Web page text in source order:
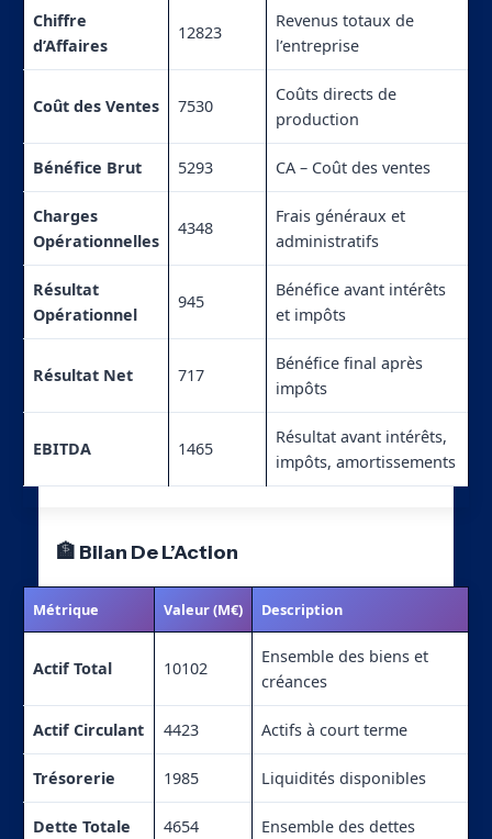
Chiffre
d’Affaires
12823
Revenus totaux de
l’entreprise
Coût des Ventes 7530
Coûts directs de
production
Bénéfice Brut 5293 CA – Coût des ventes
Charges
Opérationnelles
4348
Frais généraux et
administratifs
Résultat
Opérationnel
945
Bénéfice avant intérêts
et impôts
Résultat Net 717
Bénéfice final après
impôts
EBITDA 1465
Résultat avant intérêts,
impôts, amortissements
🏦 Bilan De L’Action
Métrique Valeur (M€) Description
Actif Total 10102
Ensemble des biens et
créances
Actif Circulant 4423 Actifs à court terme
Trésorerie 1985 Liquidités disponibles
Dette Totale 4654 Ensemble des dettes